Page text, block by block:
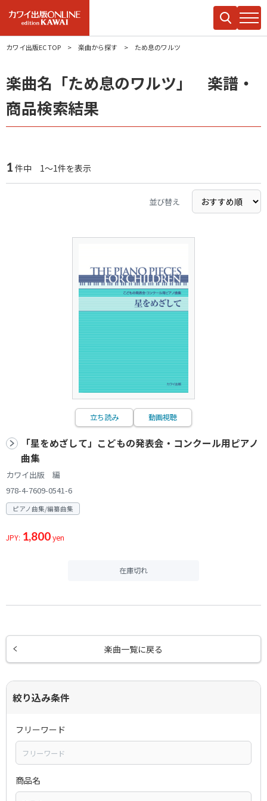
カワイ出版EC TOP 楽曲から探す ため息のワルツ
楽曲名「ため息のワルツ」 楽譜・
商品検索結果
1 件中 1～1件を表示
並び替え
立ち読み 動画視聴
「星をめざして」こどもの発表会・コンクール用ピアノ
曲集
カワイ出版 編
978-4-7609-0541-6
ピアノ曲集/編纂曲集
JPY: 1,800yen
在庫切れ
楽曲一覧に戻る
絞り込み条件
フリーワード
商品名